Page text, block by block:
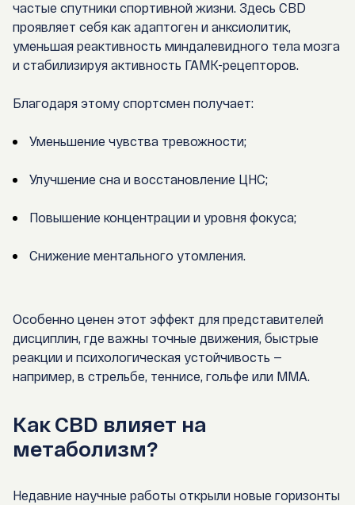
частые спутники спортивной жизни. Здесь CBD
проявляет себя как адаптоген и анксиолитик,
уменьшая реактивность миндалевидного тела мозга
и стабилизируя активность ГАМК-рецепторов.
Благодаря этому спортсмен получает:
Уменьшение чувства тревожности;
Улучшение сна и восстановление ЦНС;
Повышение концентрации и уровня фокуса;
Снижение ментального утомления.
Особенно ценен этот эффект для представителей
дисциплин, где важны точные движения, быстрые
реакции и психологическая устойчивость —
например, в стрельбе, теннисе, гольфе или ММА.
Как CBD влияет на
метаболизм?
Недавние научные работы открыли новые горизонты